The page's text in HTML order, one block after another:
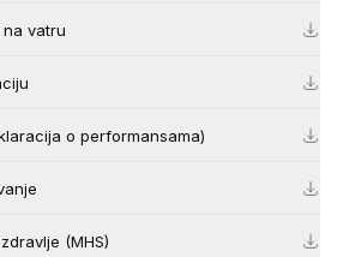
vatru
o performansama)
(MHS)